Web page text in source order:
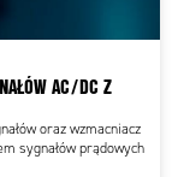
AC/DC Z
oraz wzmacniacz
sygnałów prądowych